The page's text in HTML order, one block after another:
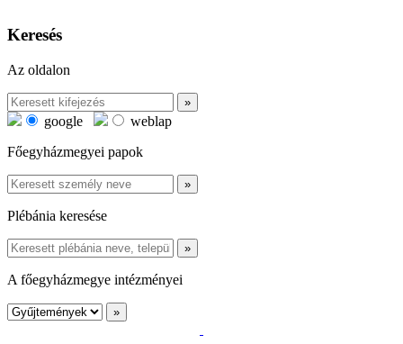
Keresés
Az oldalon
google
weblap
Főegyházmegyei papok
Plébánia keresése
A főegyházmegye intézményei